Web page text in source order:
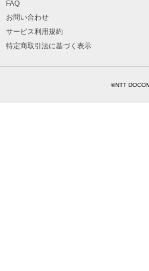
FAQ
お問い合わせ
サービス利用規約
特定商取引法に基づく表示
©NTT